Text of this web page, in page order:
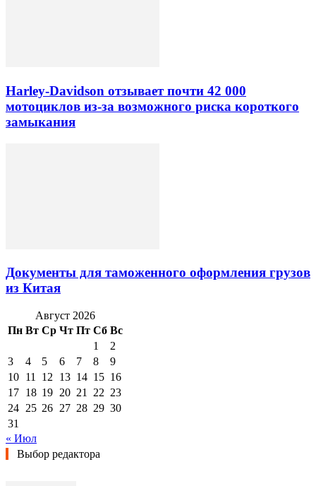
Harley-Davidson отзывает почти 42 000
мотоциклов из-за возможного риска короткого
замыкания
Документы для таможенного оформления грузов
из Китая
Август 2026
Пн Вт Ср Чт Пт Сб Вс
1
2
3
4 5 6 7 8
9
10 11 12 13 14 15 16
17 18 19 20 21 22 23
24 25 26 27 28 29 30
31
« Июл
Выбор редактора